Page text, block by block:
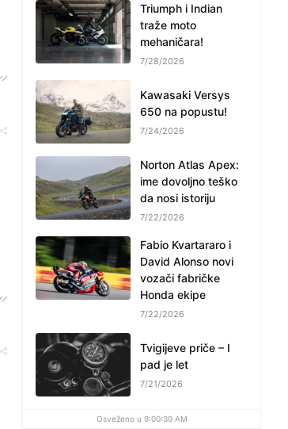
Triumph i Indian
traže moto
mehaničara!
7/28/2026
Kawasaki Versys
650 na popustu!
7/24/2026
Norton Atlas Apex:
ime dovoljno teško
da nosi istoriju
7/22/2026
Fabio Kvartararo i
David Alonso novi
vozači fabričke
Honda ekipe
7/22/2026
Tvigijeve priče – I
pad je let
7/21/2026
Osveženo u 9:00:39 AM